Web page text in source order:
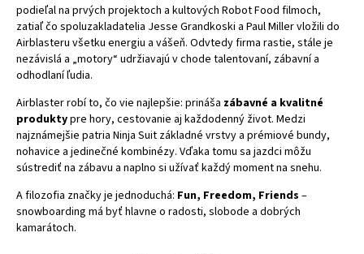
podieľal na prvých projektoch a kultových Robot Food filmoch,
zatiaľ čo spoluzakladatelia Jesse Grandkoski a Paul Miller vložili do
Airblasteru všetku energiu a vášeň. Odvtedy firma rastie, stále je
nezávislá a „motory“ udržiavajú v chode talentovaní, zábavní a
odhodlaní ľudia.
Airblaster robí to, čo vie najlepšie: prináša zábavné a kvalitné
produktypre hory, cestovanie aj každodenný život. Medzi
najznámejšie patria Ninja Suit základné vrstvy a prémiové bundy,
nohavice a jedinečné kombinézy. Vďaka tomu sa jazdci môžu
sústrediť na zábavu a naplno si užívať každý moment na snehu.
A filozofia značky je jednoduchá: Fun, Freedom, Friends –
snowboarding má byť hlavne o radosti, slobode a dobrých
kamarátoch.